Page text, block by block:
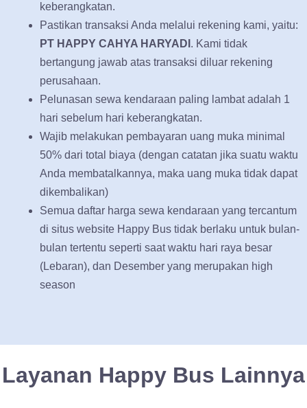
keberangkatan.
Pastikan transaksi Anda melalui rekening kami, yaitu:
PT HAPPY CAHYA HARYADI . Kami tidak
bertangung jawab atas transaksi diluar rekening
perusahaan.
Pelunasan sewa kendaraan paling lambat adalah 1
hari sebelum hari keberangkatan.
Wajib melakukan pembayaran uang muka minimal
50% dari total biaya (dengan catatan jika suatu waktu
Anda membatalkannya, maka uang muka tidak dapat
dikembalikan)
Semua daftar harga sewa kendaraan yang tercantum
di situs website Happy Bus tidak berlaku untuk bulan-
bulan tertentu seperti saat waktu hari raya besar
(Lebaran), dan Desember yang merupakan high
season
Layanan Happy Bus Lainnya